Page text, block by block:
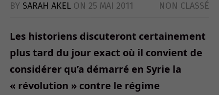
BY SARAH AKEL ON 25 MAI 2011 NON CLASSÉ
Les historiens discuteront certainement
plus tard du jour exact où il convient de
considérer qu’a démarré en Syrie la
« révolution » contre le régime